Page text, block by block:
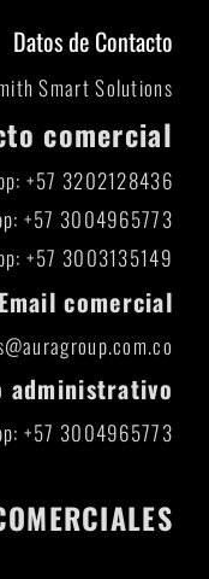
Datos de Contacto
Smart Solutions
comercial
+57 3202128436
+57 3004965773
+57 3003135149
Email comercial
administrativo
+57 3004965773